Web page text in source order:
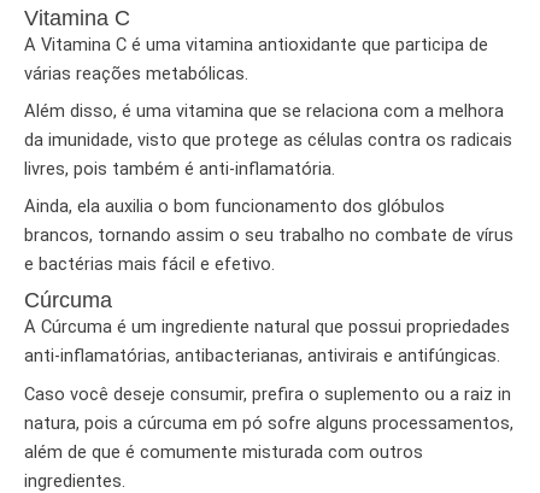
Vitamina C
A Vitamina C é uma vitamina antioxidante que participa de
várias reações metabólicas.
Além disso, é uma vitamina que se relaciona com a melhora
da imunidade, visto que protege as células contra os radicais
livres, pois também é anti-inflamatória.
Ainda, ela auxilia o bom funcionamento dos glóbulos
brancos, tornando assim o seu trabalho no combate de vírus
e bactérias mais fácil e efetivo.
Cúrcuma
A Cúrcuma é um ingrediente natural que possui propriedades
anti-inflamatórias, antibacterianas, antivirais e antifúngicas.
Caso você deseje consumir, prefira o suplemento ou a raiz in
natura, pois a cúrcuma em pó sofre alguns processamentos,
além de que é comumente misturada com outros
ingredientes.